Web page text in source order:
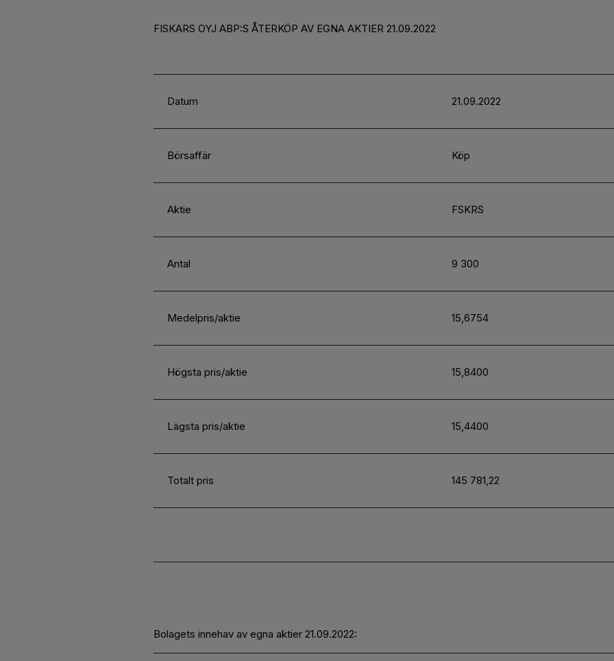
FISKARS OYJ ABP:S ÅTERKÖP AV EGNA AKTIER 21.09.2022
Datum 21.09.2022
Börsaffär Köp
Aktie FSKRS
Antal 9 300
Medelpris/aktie 15,6754
Högsta pris/aktie 15,8400
Lägsta pris/aktie 15,4400
Totalt pris 145 781,22
Bolagets innehav av egna aktier 21.09.2022: